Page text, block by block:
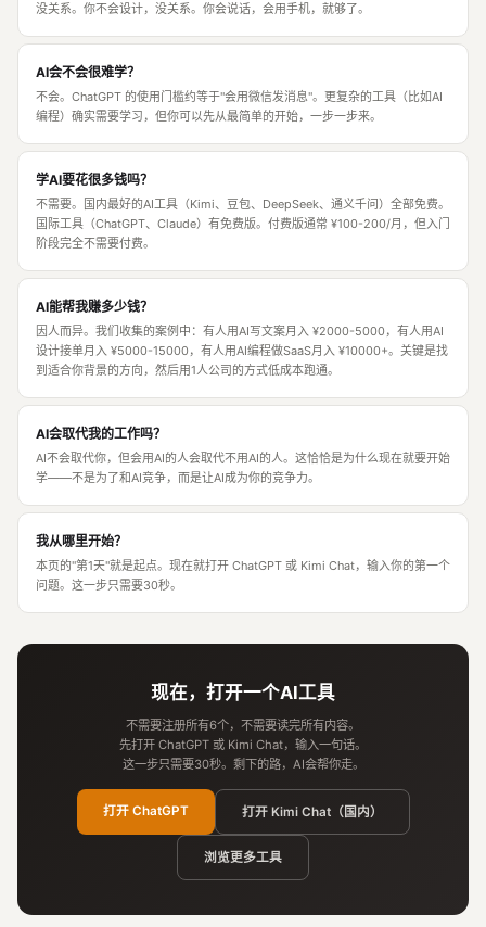
没关系。你不会设计，没关系。你会说话，会用手机，就够了。
AI会不会很难学？
不会。ChatGPT 的使用门槛约等于"会用微信发消息"。更复杂的工具（比如AI
编程）确实需要学习，但你可以先从最简单的开始，一步一步来。
学AI要花很多钱吗？
不需要。国内最好的AI工具（Kimi、豆包、DeepSeek、通义千问）全部免费。
国际工具（ChatGPT、Claude）有免费版。付费版通常 ¥100-200/月，但入门
阶段完全不需要付费。
AI能帮我赚多少钱？
因人而异。我们收集的案例中：有人用AI写文案月入 ¥2000-5000，有人用AI
设计接单月入 ¥5000-15000，有人用AI编程做SaaS月入 ¥10000+。关键是找
到适合你背景的方向，然后用1人公司的方式低成本跑通。
AI会取代我的工作吗？
AI不会取代你，但会用AI的人会取代不用AI的人。这恰恰是为什么现在就要开始
学——不是为了和AI竞争，而是让AI成为你的竞争力。
我从哪里开始？
本页的"第1天"就是起点。现在就打开 ChatGPT 或 Kimi Chat，输入你的第一个
问题。这一步只需要30秒。
现在，打开一个AI工具
不需要注册所有6个，不需要读完所有内容。
先打开 ChatGPT 或 Kimi Chat，输入一句话。
这一步只需要30秒。剩下的路，AI会帮你走。
打开 ChatGPT 打开 Kimi Chat（国内）
浏览更多工具